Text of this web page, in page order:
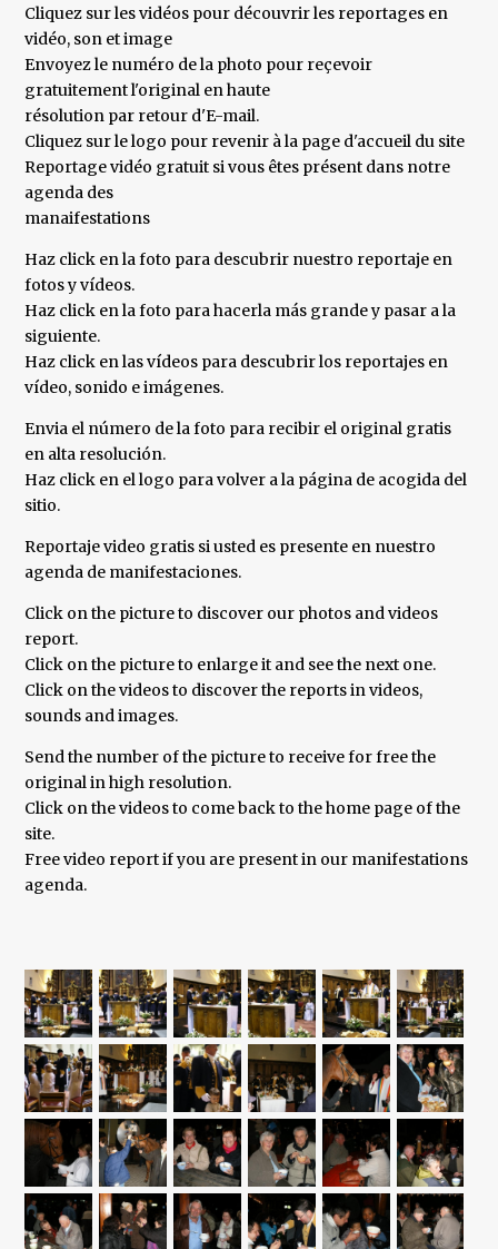
Cliquez sur les vidéos pour découvrir les reportages en
vidéo, son et image
Envoyez le numéro de la photo pour reçevoir
gratuitement l'original en haute
résolution par retour d'E-mail.
Cliquez sur le logo pour revenir à la page d'accueil du site
Reportage vidéo gratuit si vous êtes présent dans notre
agenda des
manaifestations
Haz click en la foto para descubrir nuestro reportaje en
fotos y vídeos.
Haz click en la foto para hacerla más grande y pasar a la
siguiente.
Haz click en las vídeos para descubrir los reportajes en
vídeo, sonido e imágenes.
Envia el número de la foto para recibir el original gratis
en alta resolución.
Haz click en el logo para volver a la página de acogida del
sitio.
Reportaje video gratis si usted es presente en nuestro
agenda de manifestaciones.
Click on the picture to discover our photos and videos
report.
Click on the picture to enlarge it and see the next one.
Click on the videos to discover the reports in videos,
sounds and images.
Send the number of the picture to receive for free the
original in high resolution.
Click on the videos to come back to the home page of the
site.
Free video report if you are present in our manifestations
agenda.